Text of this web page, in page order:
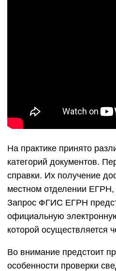
На практике принято
категорий документов.
справки. Их получение
местном отделении
Запрос ФГИС ЕГРН
официальную
которой осуществляется
Во внимание предстоит
особенности проверки